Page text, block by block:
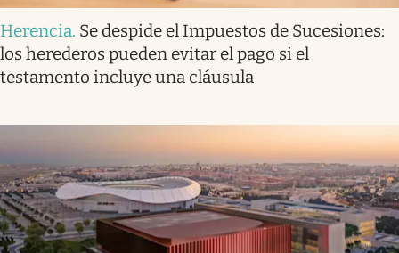
Herencia. Se despide el Impuestos de Sucesiones:
los herederos pueden evitar el pago si el
testamento incluye una cláusula